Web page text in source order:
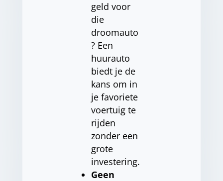
geld voor
die
droomauto
? Een
huurauto
biedt je de
kans om in
je favoriete
voertuig te
rijden
zonder een
grote
investering.
Geen